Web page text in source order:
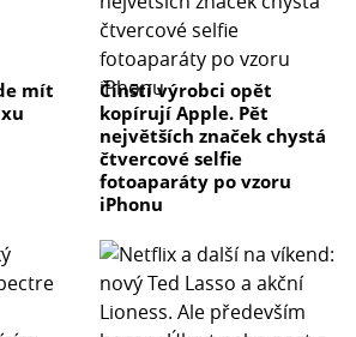
mít
Čínští výrobci opět
kopírují Apple. Pět
největších značek chystá
čtvercové selfie
fotoaparáty po vzoru
iPhonu